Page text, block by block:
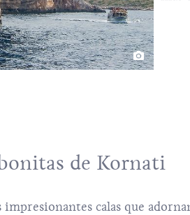
de Kornati
calas que